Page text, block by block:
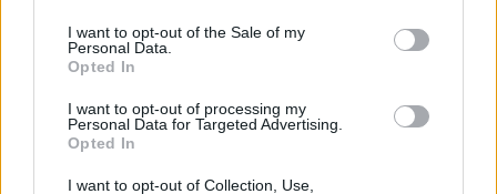
I want to opt-out of the Sale of my
Personal Data.
Opted In
I want to opt-out of processing my
Personal Data for Targeted Advertising.
Opted In
I want to opt-out of Collection, Use,
Eurobank: Εξελίξεις και προοπτικές στις αγορές
πετρελαίου και φυσικού αερίου στην Ευρώπη
06/08/2026 - 16:20 ΕΝΕΡΓΕΙΑ
Οι ελληνικές scale-ups επιχειρήσεις στρέφονται
στην ανάπτυξη - Μεγαλύτερη πρόκληση η